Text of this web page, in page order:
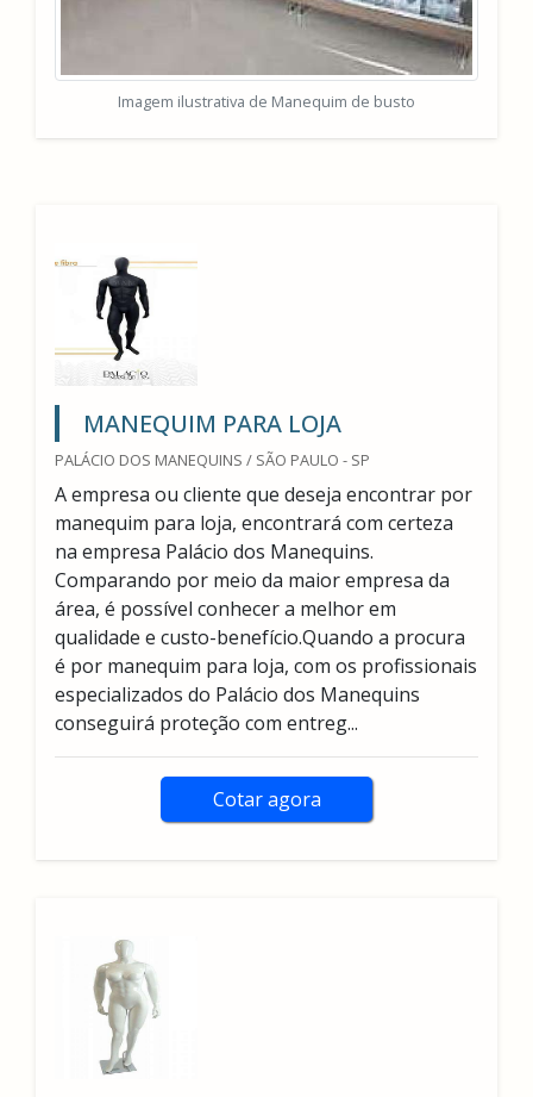
Imagem ilustrativa de Manequim de busto
MANEQUIM PARA LOJA
PALÁCIO DOS MANEQUINS / SÃO PAULO - SP
A empresa ou cliente que deseja encontrar por
manequim para loja, encontrará com certeza
na empresa Palácio dos Manequins.
Comparando por meio da maior empresa da
área, é possível conhecer a melhor em
qualidade e custo-benefício.Quando a procura
é por manequim para loja, com os profissionais
especializados do Palácio dos Manequins
conseguirá proteção com entreg...
Cotar agora